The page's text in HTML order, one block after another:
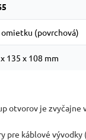
omietku (povrchová)
135 x 108 mm
otvorov je zvyčajne
pre káblové vývodky